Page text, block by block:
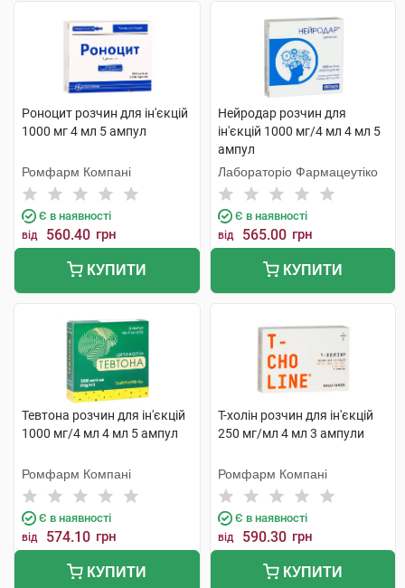
Роноцит розчин для ін'єкцій
1000 мг 4 мл 5 ампул
Ромфарм Компані
Є в наявності
від 560.40 грн
КУПИТИ
Нейродар розчин для
ін'єкцій 1000 мг/4 мл 4 мл 5
ампул
Лабораторіо Фармацеутіко
Є в наявності
від 565.00 грн
КУПИТИ
Тевтона розчин для ін'єкцій
1000 мг/4 мл 4 мл 5 ампул
Ромфарм Компані
Є в наявності
від 574.10 грн
КУПИТИ
Т-холін розчин для ін'єкцій
250 мг/мл 4 мл 3 ампули
Ромфарм Компані
Є в наявності
від 590.30 грн
КУПИТИ